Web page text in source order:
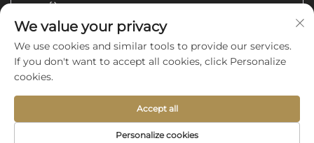
आपका ईमेल
Subscribe
Copyright © 2025 by Shijiazhuang Yishu International Trade
We value your privacy
We use cookies and similar tools to provide our services.
If you don't want to accept all cookies, click Personalize
cookies.
Personalize cookies
Accept all